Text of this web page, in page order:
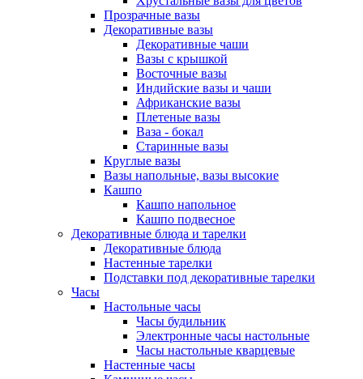
Прозрачные вазы
Декоративные вазы
Декоративные чаши
Вазы с крышкой
Восточные вазы
Индийские вазы и чаши
Африканские вазы
Плетеные вазы
Ваза - бокал
Старинные вазы
Круглые вазы
Вазы напольные, вазы высокие
Кашпо
Кашпо напольное
Кашпо подвесное
Декоративные блюда и тарелки
Декоративные блюда
Настенные тарелки
Подставки под декоративные тарелки
Часы
Настольные часы
Часы будильник
Электронные часы настольные
Часы настольные кварцевые
Настенные часы